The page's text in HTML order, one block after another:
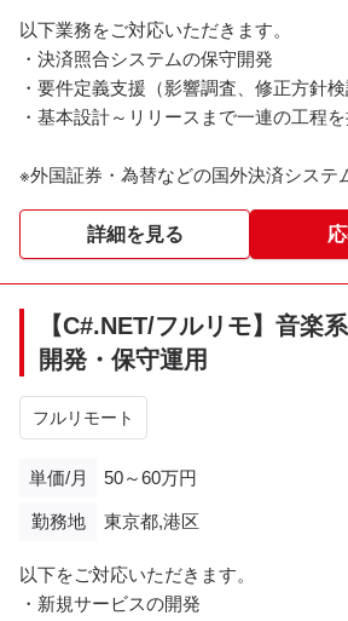
以下業務をご対応いただきます。
・決済照合システムの保守開発
・要件定義支援（影響調査、修正方針検
・基本設計～リリースまで一連の工程を
※外国証券・為替などの国外決済システ
詳細を見る
【C#.NET/フルリモ】音楽
開発・保守運用
フルリモート
単価/月 50～60万円
勤務地 東京都,港区
以下をご対応いただきます。
・新規サービスの開発